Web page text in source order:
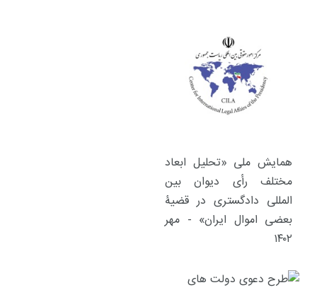
همایش ملی «تحلیل ابعاد
مختلف رأی دیوان بین
المللی دادگستری در قضیۀ
بعضی اموال ایران» - مهر
۱۴۰۲